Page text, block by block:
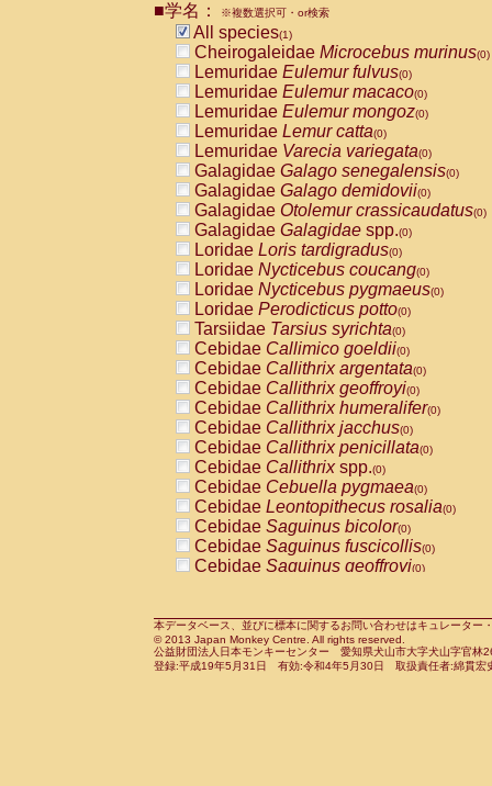
CebidaeCebus nigrivittatus
CebidaeCebus
CebidaeSaimiri boliviensis(0)
CebidaeSaimiri sciureus(0)
AtelidaeAlouatta caraya(0)
AtelidaeAlouatta fusca(0)
AtelidaeAlouatta seniculus
AtelidaeAlouattaspp.(0)
AtelidaeAteles belzebuth(0)
AtelidaeAteles geoffroyi(0)
AtelidaeAteles paniscus(0)
AtelidaeAtelesspp.(0)
Atelidae Lagothrix lagothricha
AtelidaeLagothrix lagothricha cana
PitheciidaeCacajao calvus
PitheciidaeCallicebus cupreus
PitheciidaeCallicebus donacophilus
PitheciidaeCallicebus moloch
PitheciidaeCallicebus torquatus
PitheciidaeCallicebusspp.(0)
PitheciidaeChiropotes satanas(0)
PitheciidaePithecia monachus
PitheciidaePithecia pithecia(0)
CercopithecidaeCercocebus agilis
CercopithecidaeCercocebus
CercopithecidaeCercocebus
CercopithecidaeCercocebus
CercopithecidaeCercocebus
CercopithecidaeCercocebushybrid
CercopithecidaePapio anubis(0)
CercopithecidaePapio cynocephalus
CercopithecidaePapio hamadryas(0)
■学名： ※複数選択可・or検索
All species(1)
Cheirogaleidae Microcebus murinus(0)
Lemuridae Eulemur fulvus(0)
Lemuridae Eulemur macaco(0)
Lemuridae Eulemur mongoz(0)
Lemuridae Lemur catta(0)
Lemuridae Varecia variegata(0)
Galagidae Galago senegalensis(0)
Galagidae Galago demidovii(0)
Galagidae Otolemur crassicaudatus(0)
Galagidae Galagidae spp.(0)
Loridae Loris tardigradus(0)
Loridae Nycticebus coucang(0)
Loridae Nycticebus pygmaeus(0)
Loridae Perodicticus potto(0)
Tarsiidae Tarsius syrichta(0)
Cebidae Callimico goeldii(0)
Cebidae Callithrix argentata(0)
Cebidae Callithrix geoffroyi(0)
Cebidae Callithrix humeralifer(0)
Cebidae Callithrix jacchus(0)
Cebidae Callithrix penicillata(0)
Cebidae Callithrixspp.(0)
Cebidae Cebuella pygmaea(0)
Cebidae Leontopithecus rosalia(0)
Cebidae Saguinus bicolor(0)
Cebidae Saguinus fuscicollis(0)
Cebidae Saguinus geoffroyi(0)
CebidaeSaguinus leucopus(0)
CebidaeSaguinus midas(0)
Cebidae Saguinus mystax(0)
本データベース、並びに標本に関するお問い合わせはキュレータ
© 2013 Japan Monkey Centre. All rights reserved.
公益財団法人日本モンキーセンター 愛知県犬山市大字犬山字官
登録:平成19年5月31日 有効:令和4年5月30日 取扱責任者:綿貫宏